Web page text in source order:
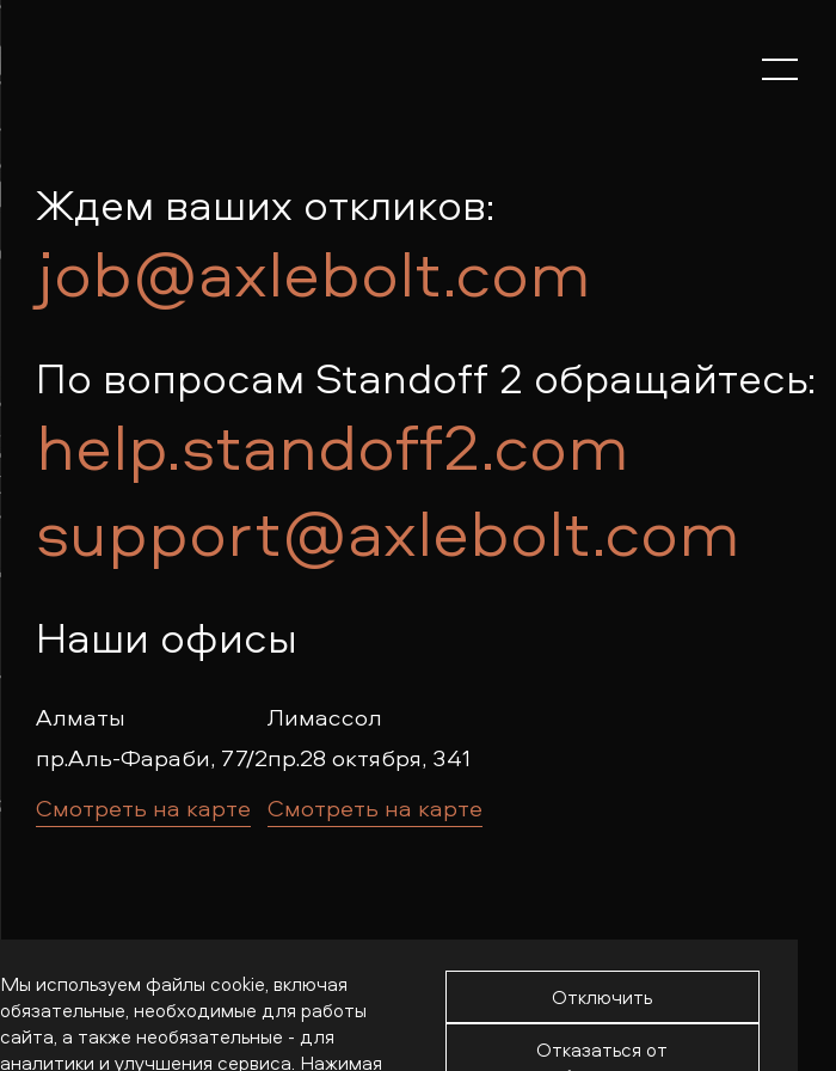
Ждем ваших откликов:
job@axlebolt.com
По вопросам Standoff 2 обращайтесь:
help.standoff2.com
support@axlebolt.com
Наши офисы
Алматы
пр.Аль-Фараби, 77/2
Смотреть на карте
Лимассол
пр.28 октября, 341
Смотреть на карте
job@axlebolt.com
Мы используем файлы cookie, включая
обязательные, необходимые для работы
сайта, а также необязательные - для
аналитики и улучшения сервиса. Нажимая
Отключить
Отказаться от